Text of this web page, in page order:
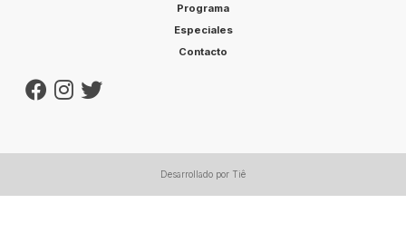
Programa
Especiales
Contacto
Desarrollado por Tiê